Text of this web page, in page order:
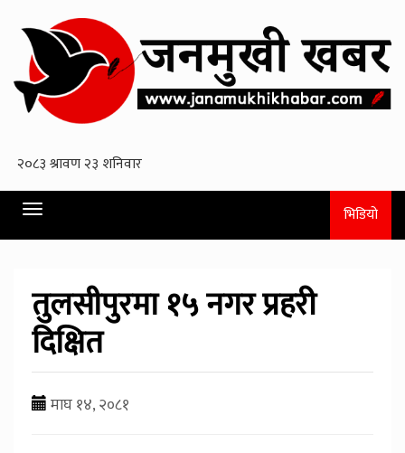
Toggle
navigation
भिडियो
तुलसीपुरमा १५ नगर प्रहरी
दिक्षित
माघ १४, २०८१